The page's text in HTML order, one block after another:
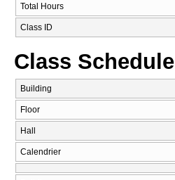
Total Hours
Class ID
Class Schedule
Building
Floor
Hall
Calendrier